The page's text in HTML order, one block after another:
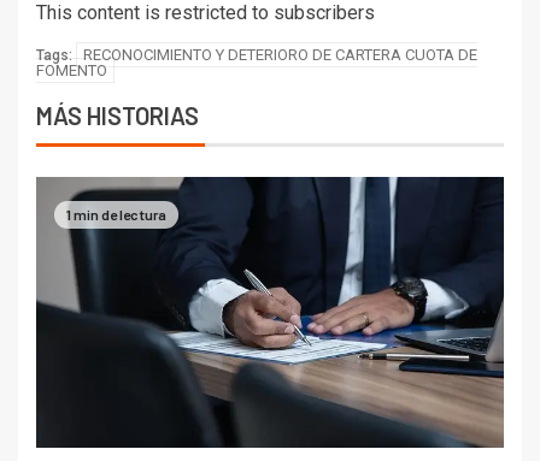
This content is restricted to subscribers
Tags:
RECONOCIMIENTO Y DETERIORO DE CARTERA CUOTA DE
FOMENTO
MÁS HISTORIAS
1 min de lectura